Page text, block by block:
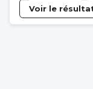
Voir le